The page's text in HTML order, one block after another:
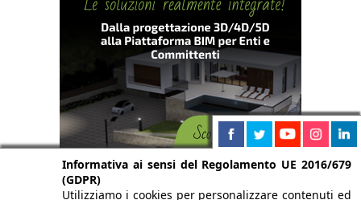
Informativa ai sensi del Regolamento UE 2016/679
(GDPR)
Utilizziamo i cookies per personalizzare contenuti ed